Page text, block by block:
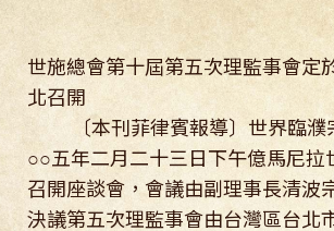
世施總會第十屆第五次理監事會定
北召開
〔本刊菲律賓報導〕世界臨濮
○○五年二月二十三日下午億馬尼拉
召開座談會，會議由副理事長清波
決議第五次理監事會由台灣區台北